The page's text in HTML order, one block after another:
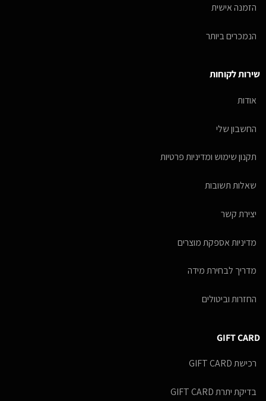
הזמנה אישית
הנמכרים ביותר
שירות לקוחות
אודות
החשבון שלי
תקנון שימוש ומדיניות פרטיות
שאלות תשובות
יצירת קשר
מדיניות אספקת מוצרים
מדריך לבחירת מידה
החזרות וביטולים
GIFT CARD
רכישת GIFT CARD
בדיקת יתרת GIFT CARD